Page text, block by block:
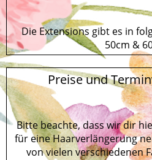
Die Extensions gibt es in
50cm &
Preise und
Bitte beachte, dass wir dir
für eine Haarverlängerung
von vielen verschiedenen